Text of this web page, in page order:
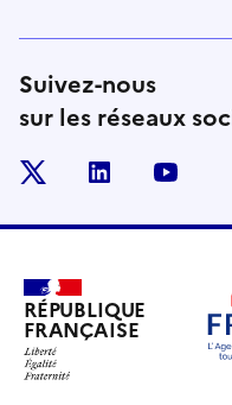
Suivez-nous
sur les réseaux
linkedin
RÉPUBLIQUE
FRANÇAISE